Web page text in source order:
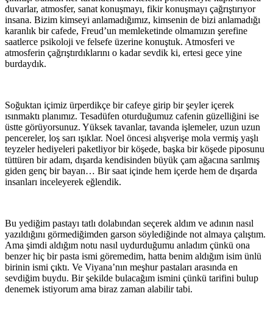
duvarlar, atmosfer, sanat konuşmayı, fikir konuşmayı çağrıştırıyor
insana. Bizim kimseyi anlamadığımız, kimsenin de bizi anlamadığı
karanlık bir cafede, Freud’un memleketinde olmamızın şerefine
saatlerce psikoloji ve felsefe üzerine konuştuk. Atmosferi ve
atmosferin çağrıştırdıklarını o kadar sevdik ki, ertesi gece yine
burdaydık.
Soğuktan içimiz ürperdikçe bir cafeye girip bir şeyler içerek
ısınmaktı planımız. Tesadüfen oturduğumuz cafenin güzelliğini ise
üstte görüyorsunuz. Yüksek tavanlar, tavanda işlemeler, uzun uzun
pencereler, loş sarı ışıklar. Noel öncesi alışverişe mola vermiş yaşlı
teyzeler hediyeleri paketliyor bir köşede, başka bir köşede piposunu
tüttüren bir adam, dışarda kendisinden büyük çam ağacına sarılmış
giden genç bir bayan… Bir saat içinde hem içerde hem de dışarda
insanları inceleyerek eğlendik.
Bu yediğim pastayı tatlı dolabından seçerek aldım ve adının nasıl
yazıldığını görmediğimden garson söylediğinde not almaya çalıştım.
Ama şimdi aldığım notu nasıl uydurduğumu anladım çünkü ona
benzer hiç bir pasta ismi göremedim, hatta benim aldığım isim ünlü
birinin ismi çıktı. Ve Viyana’nın meşhur pastaları arasında en
sevdiğim buydu. Bir şekilde bulacağım ismini çünkü tarifini bulup
denemek istiyorum ama biraz zaman alabilir tabi.